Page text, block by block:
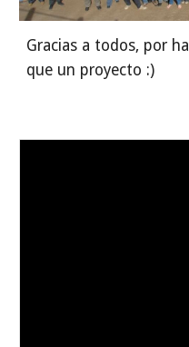
Gracias a todos, por
que un proyecto :)